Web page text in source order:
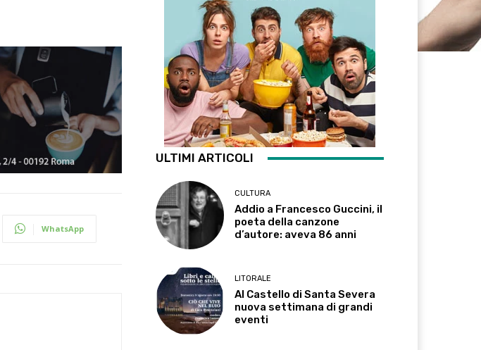
WhatsApp
ULTIMI ARTICOLI
CULTURA
Addio a Francesco Guccini, il
poeta della canzone
d’autore: aveva 86 anni
LITORALE
Al Castello di Santa Severa
nuova settimana di grandi
eventi